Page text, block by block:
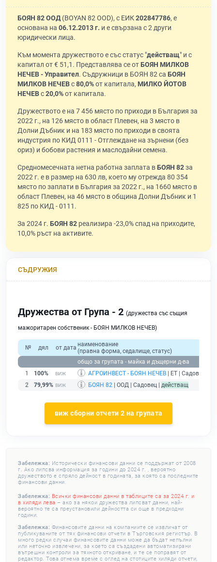
БОЯН 82 ООД(BOYAN 82 OOD), с ЕИК202847786, е
основана на 06.12.2013 г. и е свързана с 2 други
юридически лица.
Към момента дружеството е със статус "действащ" и с
капитал от € 51,1. Представлява се отБОЯН МИЛКОВ
НЕЧЕВ - Управител. Съдружници в БОЯН 82 са БОЯН
МИЛКОВ НЕЧЕВс80,0%от капитала, МИЛКО ЙОТОВ
НЕЧЕВс20,0%от капитала.
Дружеството е на 7 456 място по приходи в България за
2022 г., на 126 място в област Плевен, на 3 място в
Долни Дъбник и на 183 място по приходи в своята
индустрия по КИД 0111 - Отглеждане на зърнени (без
ориз) и бобови растения и маслодайни семена.
Средномесечната нетна работна заплата вБОЯН 82за
2022 г. е в размер на 630 лв, което му отрежда 80 354
място по заплати в България за 2022 г., на 1660 място в
област Плевен, на 46 място в община Долни Дъбник и 1
825 по КИД - 0111.
За 2024 г. БОЯН 82 реализира -23,0% спад на приходите,
10,0% ръст на активите.
СЪДРУЖИЯ
Дружества от Група - 2 (дружества със същия
мажоритарен собственик - БОЯН МИЛКОВ НЕЧЕВ)
№ дял от дата наименование
(правна форма, седалище, статус)
общо за групата - майка и дъщерни д-ва
1
100% АГРОИНВЕСТ - БОЯН НЕЧЕВ | ЕТ | Садовец |
2
79,99% БОЯН 82 | ООД | Садовец | действащ
виж сборни отчети 2 на групата
Забележка: Исторически финансови данни се поддържат от 2008
г. Ако липсва информация за години до 2024 г. , вероятно
дружеството е спряло дейност в годината, за която са последните
финансови данни.
Забележка: Всички финансови данни в таблиците са за 2024 г. и
в хиляди лева – ако за някои дружества липсват данни, най-
вероятно те са преустановили дейността си още в предходни
години.
Забележка: Финансовите данни на компаниите се извличат от
публикуваните от тях финансови отчети в Търговския регистър. В
много редки случаи финансовите данни може да бъдат непълни
или неточно извлечени, за което са създадени автоматизирани
вътрешни контроли за тяхното откриване, и те се поправят от
редактор. Това отнема време с оглед на стотиците хиляди отчети,